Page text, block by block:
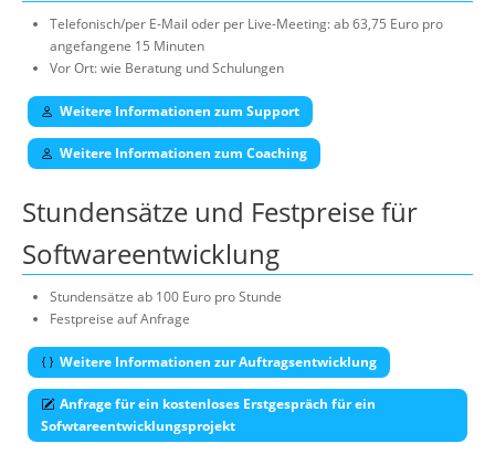
Telefonisch/per E-Mail oder per Live-Meeting: ab 63,75 Euro pro
angefangene 15 Minuten
Vor Ort: wie Beratung und Schulungen
Weitere Informationen zum Support
Weitere Informationen zum Coaching
Stundensätze und Festpreise für
Softwareentwicklung
Stundensätze ab 100 Euro pro Stunde
Festpreise auf Anfrage
Weitere Informationen zur Auftragsentwicklung
Anfrage für ein kostenloses Erstgespräch für ein
Sofwtareentwicklungsprojekt